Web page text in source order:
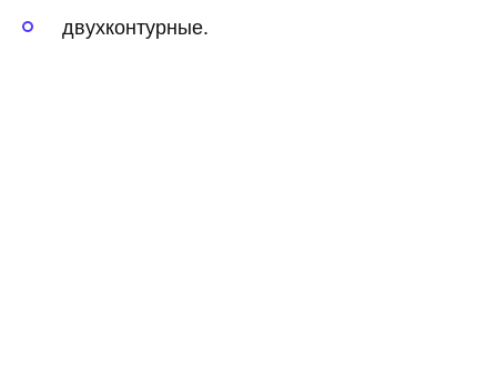
двухконтурные.